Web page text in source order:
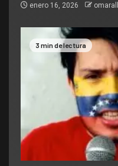
enero 16, 2026
3 min de lectura